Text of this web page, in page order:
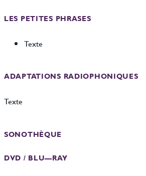
LES PETITES PHRASES
Texte
ADAPTATIONS RADIOPHONIQUES
Texte
SONOTHÈQUE
DVD / BLU—RAY